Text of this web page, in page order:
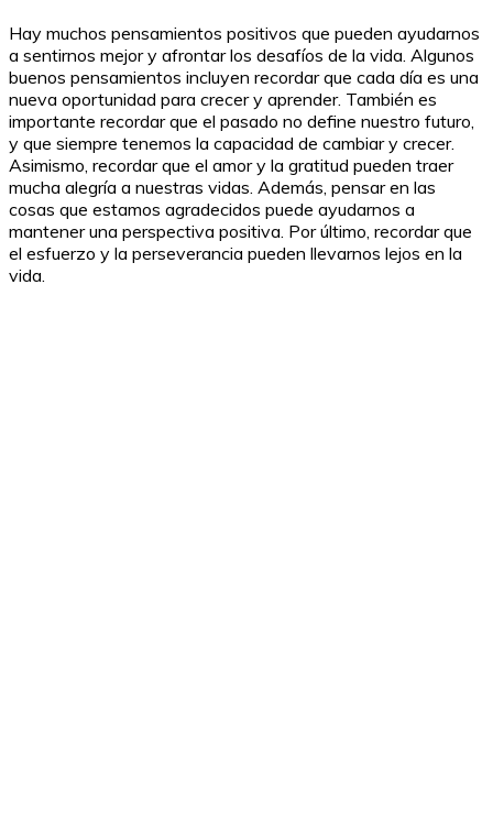
Hay muchos pensamientos positivos que pueden ayudarnos
a sentirnos mejor y afrontar los desafíos de la vida. Algunos
buenos pensamientos incluyen recordar que cada día es una
nueva oportunidad para crecer y aprender. También es
importante recordar que el pasado no define nuestro futuro,
y que siempre tenemos la capacidad de cambiar y crecer.
Asimismo, recordar que el amor y la gratitud pueden traer
mucha alegría a nuestras vidas. Además, pensar en las
cosas que estamos agradecidos puede ayudarnos a
mantener una perspectiva positiva. Por último, recordar que
el esfuerzo y la perseverancia pueden llevarnos lejos en la
vida.